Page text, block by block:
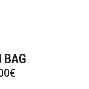
BAG
€